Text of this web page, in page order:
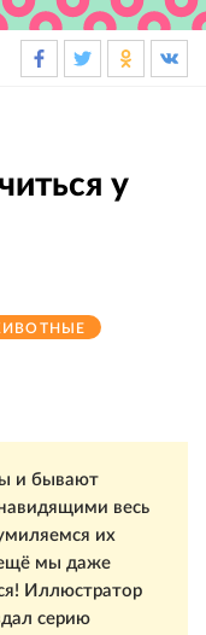
у
и бывают
весь
их
мы даже
Иллюстратор
серию